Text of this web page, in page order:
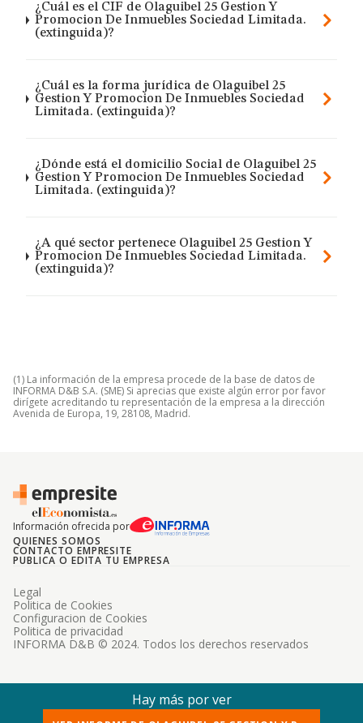
¿Cuál es el CIF de Olaguibel 25 Gestion Y
Promocion De Inmuebles Sociedad Limitada.
(extinguida)?
¿Cuál es la forma jurídica de Olaguibel 25
Gestion Y Promocion De Inmuebles Sociedad
Limitada. (extinguida)?
¿Dónde está el domicilio Social de Olaguibel 25
Gestion Y Promocion De Inmuebles Sociedad
Limitada. (extinguida)?
¿A qué sector pertenece Olaguibel 25 Gestion Y
Promocion De Inmuebles Sociedad Limitada.
(extinguida)?
(1) La información de la empresa procede de la base de datos de
INFORMA D&B S.A. (SME) Si aprecias que existe algún error por favor
dirígete acreditando tu representación de la empresa a la dirección
Avenida de Europa, 19, 28108, Madrid.
Información ofrecida por
QUIENES SOMOS
CONTACTO EMPRESITE
PUBLICA O EDITA TU EMPRESA
INFORMA D&B © 2024. Todos los derechos reservados
Legal
Politica de Cookies
Configuracion de Cookies
Politica de privacidad
Hay más por ver